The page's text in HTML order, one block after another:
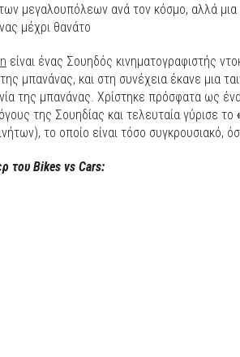
μεγαλουπόλεων ανά τον κόσμο, αλλά μια
μέχρι θανάτο
είναι ένας Σουηδός κινηματογραφιστής
μπανάνας, και στη συνέχεια έκανε μια
της μπανάνας. Χρίστηκε πρόσφατα ως
της Σουηδίας και τελευταία γύρισε το
το οποίο είναι τόσο συγκρουσιακό,
του Bikes vs Cars: